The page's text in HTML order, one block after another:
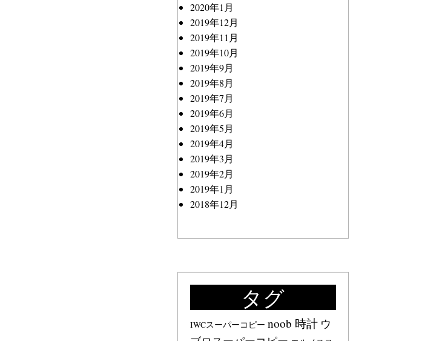
2020年1月
2019年12月
2019年11月
2019年10月
2019年9月
2019年8月
2019年7月
2019年6月
2019年5月
2019年4月
2019年3月
2019年2月
2019年1月
2018年12月
タグ
IWCスーパーコピー noob 時計 ウ